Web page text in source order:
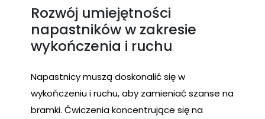
Rozwój umiejętności
napastników w zakresie
wykończenia i ruchu
Napastnicy muszą doskonalić się w
wykończeniu i ruchu, aby zamieniać szanse na
bramki. Ćwiczenia koncentrujące się na